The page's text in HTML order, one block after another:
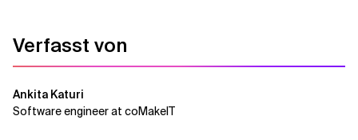
Verfasst von
Ankita Katuri
Software engineer at coMakeIT